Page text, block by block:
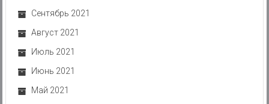
Сентябрь 2021
Август 2021
Июль 2021
Июнь 2021
Май 2021